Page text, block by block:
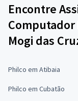
Encontre
Computador
Mogi das
Philco em Atibaia
Philco em Cubatão